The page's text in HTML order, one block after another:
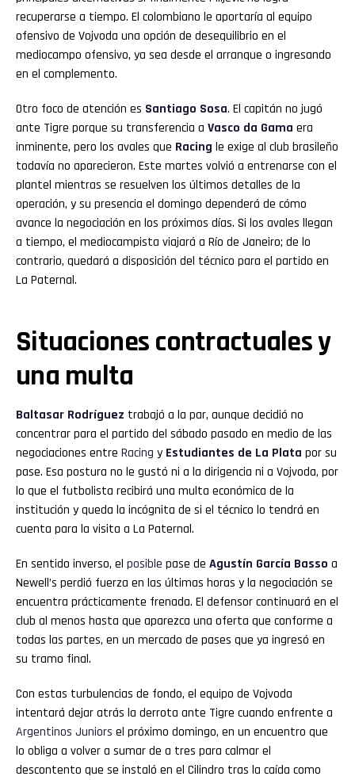
recuperarse a tiempo. El colombiano le aportaría al equipo
ofensivo de Vojvoda una opción de desequilibrio en el
mediocampo ofensivo, ya sea desde el arranque o ingresando
en el complemento.
Otro foco de atención es Santiago Sosa. El capitán no jugó
ante Tigre porque su transferencia a Vasco da Gama era
inminente, pero los avales que Racing le exige al club brasileño
todavía no aparecieron. Este martes volvió a entrenarse con el
plantel mientras se resuelven los últimos detalles de la
operación, y su presencia el domingo dependerá de cómo
avance la negociación en los próximos días. Si los avales llegan
a tiempo, el mediocampista viajará a Río de Janeiro; de lo
contrario, quedará a disposición del técnico para el partido en
La Paternal.
Situaciones contractuales y
una multa
Baltasar Rodríguez trabajó a la par, aunque decidió no
concentrar para el partido del sábado pasado en medio de las
negociaciones entre Racing y Estudiantes de La Plata por su
pase. Esa postura no le gustó ni a la dirigencia ni a Vojvoda, por
lo que el futbolista recibirá una multa económica de la
institución y queda la incógnita de si el técnico lo tendrá en
cuenta para la visita a La Paternal.
En sentido inverso, el posible pase de Agustín García Basso a
Newell’s perdió fuerza en las últimas horas y la negociación se
encuentra prácticamente frenada. El defensor continuará en el
club al menos hasta que aparezca una oferta que conforme a
todas las partes, en un mercado de pases que ya ingresó en
su tramo final.
Con estas turbulencias de fondo, el equipo de Vojvoda
intentará dejar atrás la derrota ante Tigre cuando enfrente a
Argentinos Juniors el próximo domingo, en un encuentro que
lo obliga a volver a sumar de a tres para calmar el
descontento que se instaló en el Cilindro tras la caída como